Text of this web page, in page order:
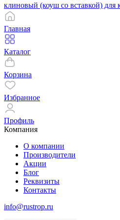
клиновый (коуш со вставкой) для
Главная
Каталог
Корзина
Избранное
Профиль
Компания
О компании
Производители
Акции
Блог
Реквизиты
Контакты
info@rustrop.ru